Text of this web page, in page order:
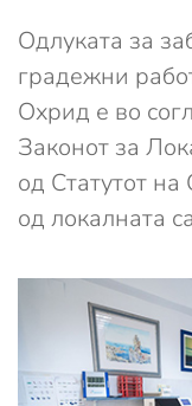
Одлуката за
градежни
Охрид е во
Законот за
од Статутот
од локалната